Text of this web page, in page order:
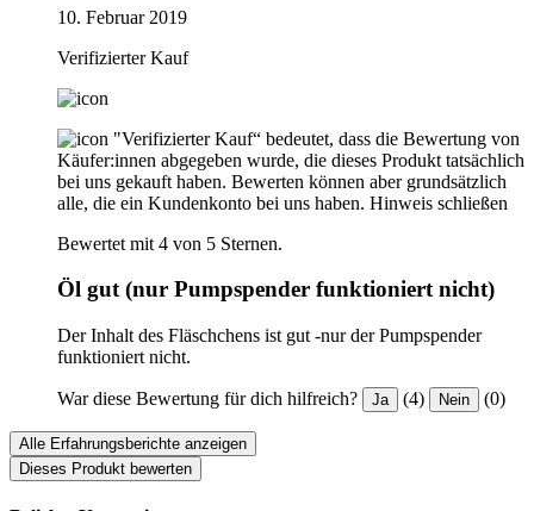
10. Februar 2019
Verifizierter Kauf
"Verifizierter Kauf“ bedeutet, dass die Bewertung von
Käufer:innen abgegeben wurde, die dieses Produkt tatsächlich
bei uns gekauft haben. Bewerten können aber grundsätzlich
alle, die ein Kundenkonto bei uns haben. Hinweis schließen
Bewertet mit 4 von 5 Sternen.
Öl gut (nur Pumpspender funktioniert nicht)
Der Inhalt des Fläschchens ist gut -nur der Pumpspender
funktioniert nicht.
War diese Bewertung für dich hilfreich? Ja (4) Nein (0)
Alle Erfahrungsberichte anzeigen
Dieses Produkt bewerten